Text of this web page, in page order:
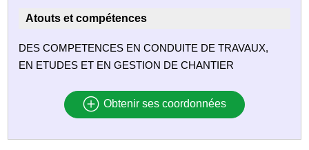
Atouts et compétences
DES COMPETENCES EN CONDUITE DE TRAVAUX,
EN ETUDES ET EN GESTION DE CHANTIER
Obtenir ses coordonnées